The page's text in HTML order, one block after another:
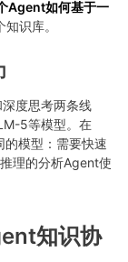
Agent如何基于一
识库。
度思考两条线
5等模型。在
模型：需要快速
理的分析Agent使
知识协